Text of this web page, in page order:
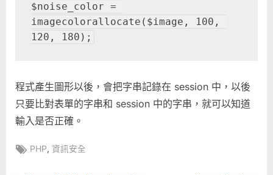
$noise_color =
imagecolorallocate($image, 100,
120, 180);
程式產生圖形以後，會把字串記錄在 session 中，以後
只要比對表單的字串和 session 中的字串，就可以知道
輸入是否正確。
Tags:
PHP,資訊安全